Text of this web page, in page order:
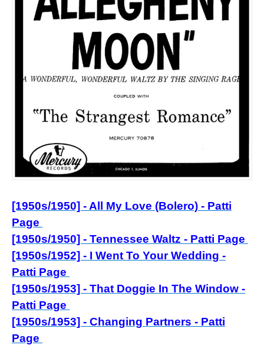
[1950s/1950] - All My Love (Bolero) - Patti
Page
[1950s/1950] - Tennessee Waltz - Patti Page
[1950s/1952] - I Went To Your Wedding -
Patti Page
[1950s/1953] - That Doggie In The Window -
Patti Page
[1950s/1953] - Changing Partners - Patti
Page